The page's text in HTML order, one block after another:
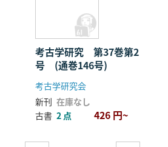
考古学研究 第37巻第2
号 (通巻146号)
考古学研究会
新刊 在庫なし
古書 2 点 426 円~